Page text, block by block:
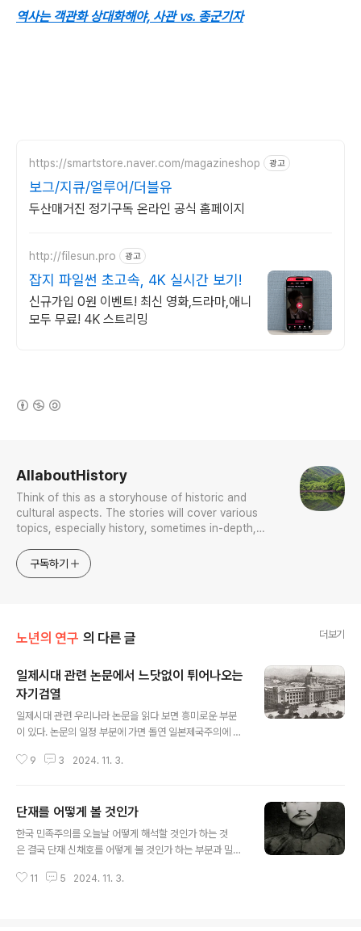
역사는 객관화 상대화해야, 사관 vs. 종군기자
https://smartstore.naver.com/magazineshop 광고
보그/지큐/얼루어/더블유
두산매거진 정기구독 온라인 공식 홈페이지
http://filesun.pro 광고
잡지 파일썬 초고속, 4K 실시간 보기!
신규가입 0원 이벤트! 최신 영화,드라마,애니
모두 무료! 4K 스트리밍
AllaboutHistory
Think of this as a storyhouse of historic and
cultural aspects. The stories will cover various
topics, especially history, sometimes in-depth,
approach will be to resist any common sense or
generalized viewpoint
구독하기
노년의 연구 의 다른 글 더보기
일제시대 관련 논문에서 느닷없이 튀어나오는
자기검열
일제시대 관련 우리나라 논문을 읽다 보면 흥미로운 부분
이 있다. 논문의 일정 부분에 가면 돌연 일본제국주의에 대
부분에서는 들어야 한다는 점에서는 필자도 이의가 없는데
지 제목을 보면 그것도 또 아니다. 물론 거시적으로 보면 일
제시대는 거악이니 이야기를 풀다보면 결국 그 악의 두목
격을 비판할지 않을 수 없다 하면 뭐 그럴 수도 있겠는데 단
리나라 학자들 스스로가 잘 알 것이다. 논문에 이런 필요 없
9 3 2024. 11. 3.
단재를 어떻게 볼 것인가
한국 민족주의를 오늘날 어떻게 해석할 것인가 하는 것
은 결국 단재 신채호를 어떻게 볼 것인가 하는 부분과 밀접
각은 없다. 하지만 역사가로서 신채호라면? *** edito
11 5 2024. 11. 3.